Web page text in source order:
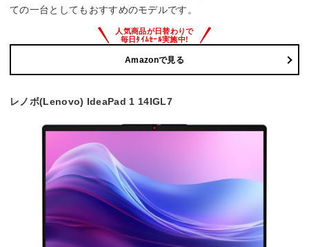
ての一台としてもおすすめのモデルです。
Amazonで見る
レノボ(Lenovo) IdeaPad 1 14IGL7